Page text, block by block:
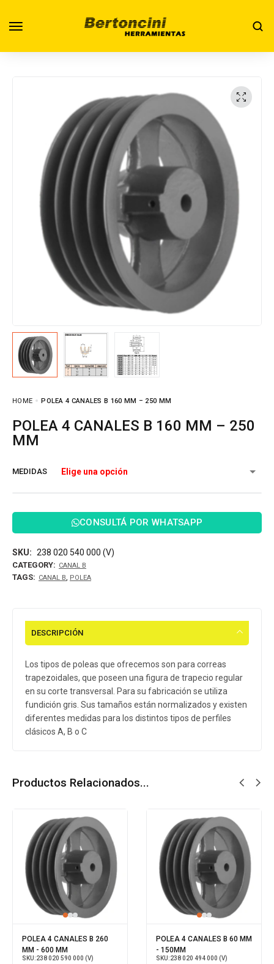
HOME POLEA 4 CANALES B 160 MM – 250 MM
POLEA 4 CANALES B 160 MM – 250
MM
MEDIDAS
CONSULTÁ POR WHATSAPP
SKU: 238 020 540 000 (V)
CATEGORY: CANAL B
TAGS: CANAL B POLEA
DESCRIPCIÓN
Los tipos de poleas que ofrecemos son para correas
trapezoidales, que poseen una figura de trapecio regular
en su corte transversal. Para su fabricación se utiliza
fundición gris. Sus tamaños están normalizados y existen
diferentes medidas para los distintos tipos de perfiles
clásicos A, B o C
Productos Relacionados...
POLEA 4 CANALES B 260
MM - 600 MM
SKU:238 020 590 000 (V)
POLEA 4 CANALES B 60 MM
- 150MM
SKU:238 020 494 000 (V)